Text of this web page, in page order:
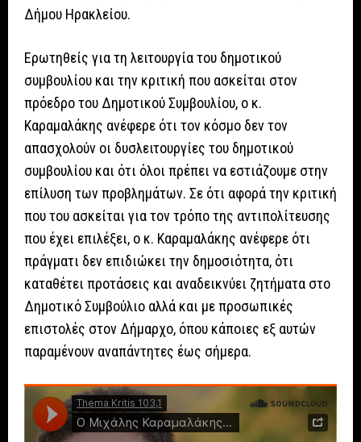
Δήμου Ηρακλείου.
Ερωτηθείς για τη λειτουργία του δημοτικού
συμβουλίου και την κριτική που ασκείται στον
πρόεδρο του Δημοτικού Συμβουλίου, ο κ.
Καραμαλάκης ανέφερε ότι τον κόσμο δεν τον
απασχολούν οι δυσλειτουργίες του δημοτικού
συμβουλίου και ότι όλοι πρέπει να εστιάζουμε στην
επίλυση των προβλημάτων. Σε ότι αφορά την κριτική
που του ασκείται για τον τρόπο της αντιπολίτευσης
που έχει επιλέξει, ο κ. Καραμαλάκης ανέφερε ότι
πράγματι δεν επιδιώκει την δημοσιότητα, ότι
καταθέτει προτάσεις και αναδεικνύει ζητήματα στο
Δημοτικό Συμβούλιο αλλά και με προσωπικές
επιστολές στον Δήμαρχο, όπου κάποιες εξ αυτών
παραμένουν αναπάντητες έως σήμερα.